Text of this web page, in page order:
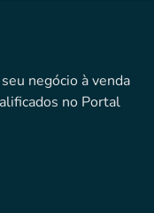
negócio à venda
no Portal